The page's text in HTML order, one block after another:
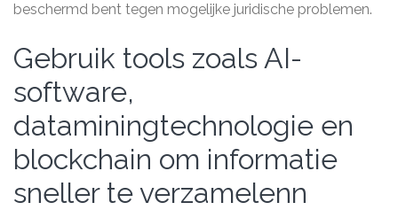
beschermd bent tegen mogelijke juridische problemen.
Gebruik tools zoals AI-
software,
dataminingtechnologie en
blockchain om informatie
sneller te verzamelenn